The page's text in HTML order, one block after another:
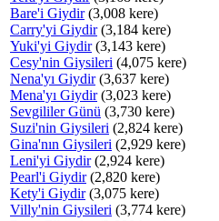
Bare'i Giydir(3,008 kere)
Carry'yi Giydir(3,184 kere)
Yuki'yi Giydir(3,143 kere)
Cesy'nin Giysileri (4,075 kere)
Nena'yı Giydir(3,637 kere)
Mena'yı Giydir(3,023 kere)
Sevgililer Günü (3,730 kere)
Suzi'nin Giysileri (2,824 kere)
Gina'nın Giysileri (2,929 kere)
Leni'yi Giydir(2,924 kere)
Pearl'i Giydir(2,820 kere)
Kety'i Giydir(3,075 kere)
Villy'nin Giysileri (3,774 kere)